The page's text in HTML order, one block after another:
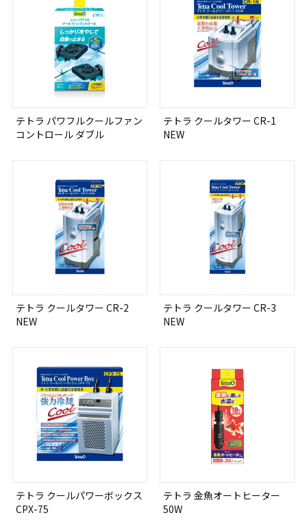
テトラ パワフルクールファン
コントロール ダブル
テトラ クールタワー CR-1
NEW
テトラ クールタワー CR-2
NEW
テトラ クールタワー CR-3
NEW
テトラ クールパワーボックス
CPX-75
テトラ 金魚オートヒーター
50W